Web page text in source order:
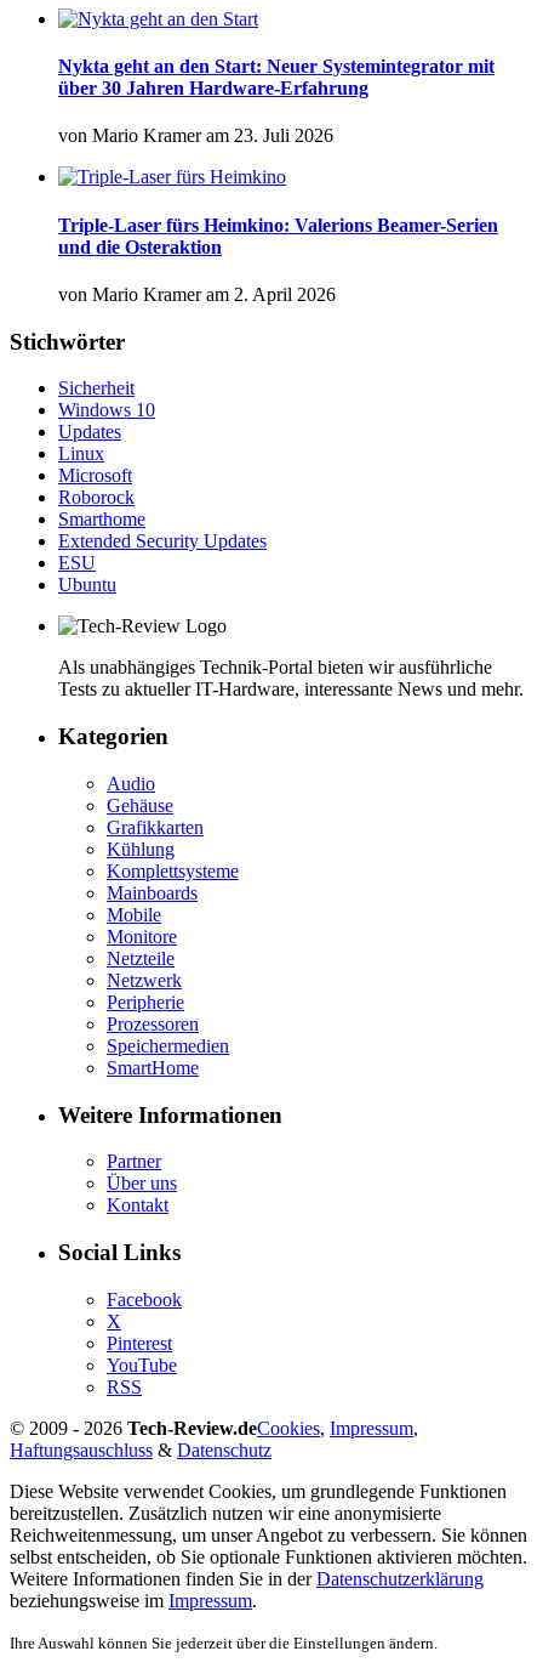
Nykta geht an den Start: Neuer Systemintegrator mit
über 30 Jahren Hardware-Erfahrung
von Mario Krameram 23. Juli 2026
Triple-Laser fürs Heimkino: Valerions Beamer-Serien
und die Osteraktion
von Mario Krameram 2. April 2026
Stichwörter
Sicherheit
Windows 10
Updates
Linux
Microsoft
Roborock
Smarthome
Extended Security Updates
ESU
Ubuntu
Als unabhängiges Technik-Portal bieten wir ausführliche
Tests zu aktueller IT-Hardware, interessante News und mehr.
Kategorien
Audio
Gehäuse
Grafikkarten
Kühlung
Komplettsysteme
Mainboards
Mobile
Monitore
Netzteile
Netzwerk
Peripherie
Prozessoren
Speichermedien
SmartHome
Weitere Informationen
Partner
Über uns
Kontakt
Social Links
Facebook
X
Pinterest
YouTube
RSS
© 2009 - 2026 Tech-Review.deCookies, Impressum,
Haftungsauschluss & Datenschutz
Diese Website verwendet Cookies, um grundlegende Funktionen
bereitzustellen. Zusätzlich nutzen wir eine anonymisierte
Reichweitenmessung, um unser Angebot zu verbessern. Sie können
selbst entscheiden, ob Sie optionale Funktionen aktivieren möchten.
Weitere Informationen finden Sie in derDatenschutzerklärung
beziehungsweise im Impressum.
Ihre Auswahl können Sie jederzeit über die Einstellungen ändern.